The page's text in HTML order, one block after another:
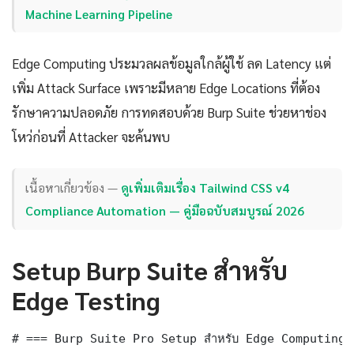
Machine Learning Pipeline
Edge Computing ประมวลผลข้อมูลใกล้ผู้ใช้ ลด Latency แต่
เพิ่ม Attack Surface เพราะมีหลาย Edge Locations ที่ต้อง
รักษาความปลอดภัย การทดสอบด้วย Burp Suite ช่วยหาช่อง
โหว่ก่อนที่ Attacker จะค้นพบ
เนื้อหาเกี่ยวข้อง — ดูเพิ่มเติมเรื่อง Tailwind CSS v4
Compliance Automation — คู่มือฉบับสมบูรณ์ 2026
Setup Burp Suite สำหรับ
Edge Testing
# === Burp Suite Pro Setup สำหรับ Edge Computing